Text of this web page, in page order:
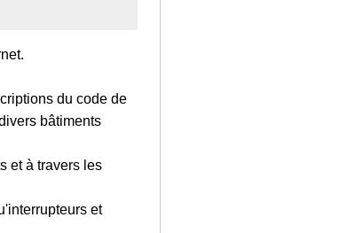
du code de
bâtiments
et à travers les
et